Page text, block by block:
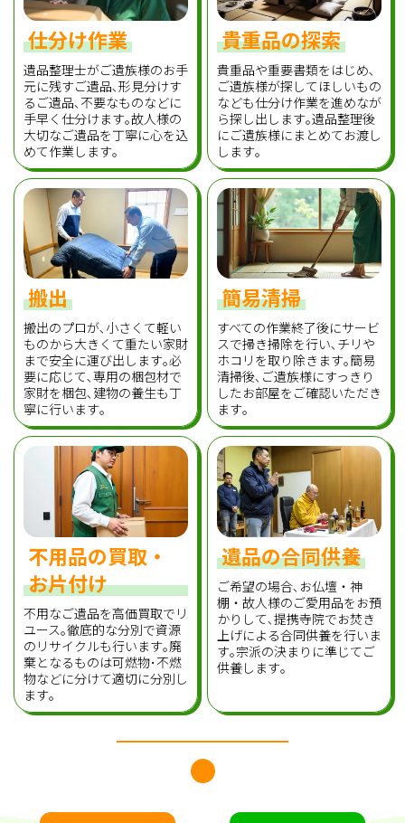
仕分け作業
遺品整理士がご遺族様のお手
元に残すご遺品､形見分けす
るご遺品､不要なものなどに
手早く仕分けます｡故人様の
大切なご遺品を丁寧に心を込
めて作業します｡
貴重品の探索
貴重品や重要書類をはじめ､
ご遺族様が探してほしいもの
なども仕分け作業を進めなが
ら探し出します｡遺品整理後
にご遺族様にまとめてお渡し
します｡
搬出
搬出のプロが､小さくて軽い
ものから大きくて重たい家財
まで安全に運び出します｡必
要に応じて､専用の梱包材で
家財を梱包､建物の養生も丁
寧に行います｡
簡易清掃
すべての作業終了後にサービ
スで掃き掃除を行い､チリや
ホコリを取り除きます｡簡易
清掃後､ご遺族様にすっきり
したお部屋をご確認いただき
ます｡
不用品の買取・
お片付け
不用なご遺品を高価買取でリ
ユース｡徹底的な分別で資源
のリサイクルも行います｡廃
棄となるものは可燃物･不燃
物などに分けて適切に分別し
ます｡
遺品の合同供養
ご希望の場合､お仏壇・神
棚・故人様のご愛用品をお預
かりして､提携寺院でお焚き
上げによる合同供養を行いま
す｡宗派の決まりに準じてご
供養します｡